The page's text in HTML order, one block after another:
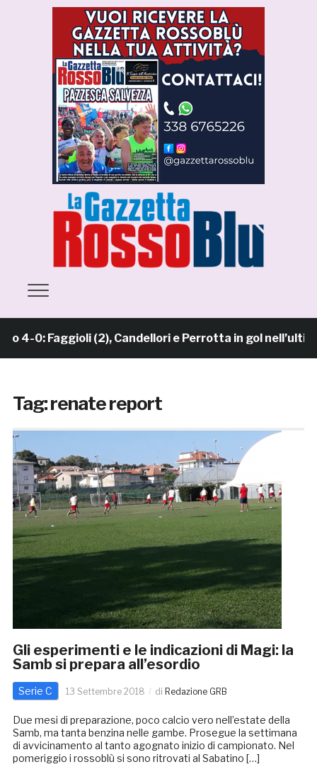
4-0: Faggioli (2), Candellori e Perrotta in gol nell’ultima
Tag:renate report
Gli esperimenti e le indicazioni di Magi: la
Samb si prepara all’esordio
Serie C 13 Settembre 2018 di Redazione GRB
Due mesi di preparazione, poco calcio vero nell’estate della
Samb, ma tanta benzina nelle gambe. Prosegue la settimana
di avvicinamento al tanto agognato inizio di campionato. Nel
pomeriggio i rossoblù si sono ritrovati al Sabatino […]